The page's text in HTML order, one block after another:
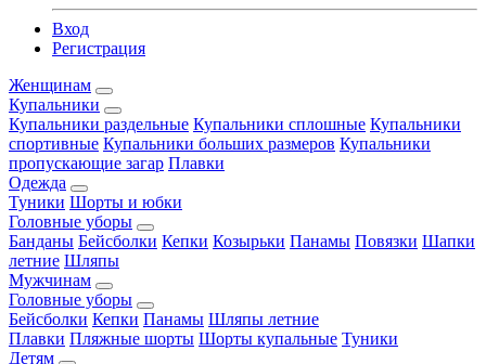
Вход
Регистрация
Женщинам
Купальники
Купальники раздельные Купальники сплошные Купальники
спортивные Купальники больших размеров Купальники
пропускающие загар Плавки
Одежда
Туники Шорты и юбки
Головные уборы
Банданы Бейсболки Кепки Козырьки Панамы Повязки Шапки
летние Шляпы
Мужчинам
Головные уборы
Бейсболки Кепки Панамы Шляпы летние
Плавки Пляжные шорты Шорты купальные Туники
Детям